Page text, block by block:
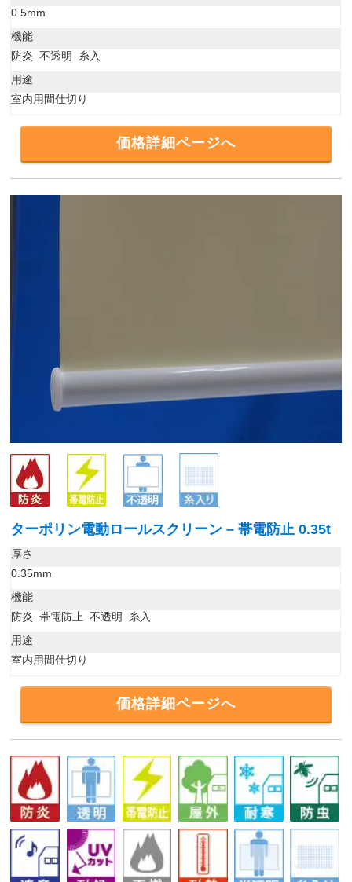
0.5mm
機能
防炎 不透明 糸入
用途
室内用間仕切り
価格詳細ページへ
ターポリン電動ロールスクリーン – 帯電防止 0.35t
厚さ
0.35mm
機能
防炎 帯電防止 不透明 糸入
用途
室内用間仕切り
価格詳細ページへ